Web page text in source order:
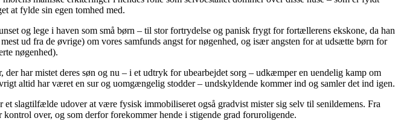
at fylde sin egen tomhed med.
og lege i haven som små børn – til stor fortrydelse og panisk frygt for fortællerens ekskone, da han
ud fra de øvrige) om vores samfunds angst for nøgenhed, og især angsten for at udsætte børn for
nøgenhed).
har mistet deres søn og nu – i et udtryk for ubearbejdet sorg – udkæmper en uendelig kamp om
altid har været en sur og uomgængelig stodder – undskyldende kommer ind og samler det ind igen.
slagtilfælde udover at være fysisk immobiliseret også gradvist mister sig selv til senildemens. Fra
over, og som derfor forekommer hende i stigende grad foruroligende.